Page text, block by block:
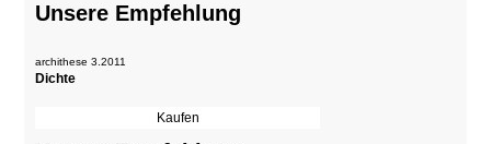
Unsere Empfehlung
archithese 3.2011
Dichte